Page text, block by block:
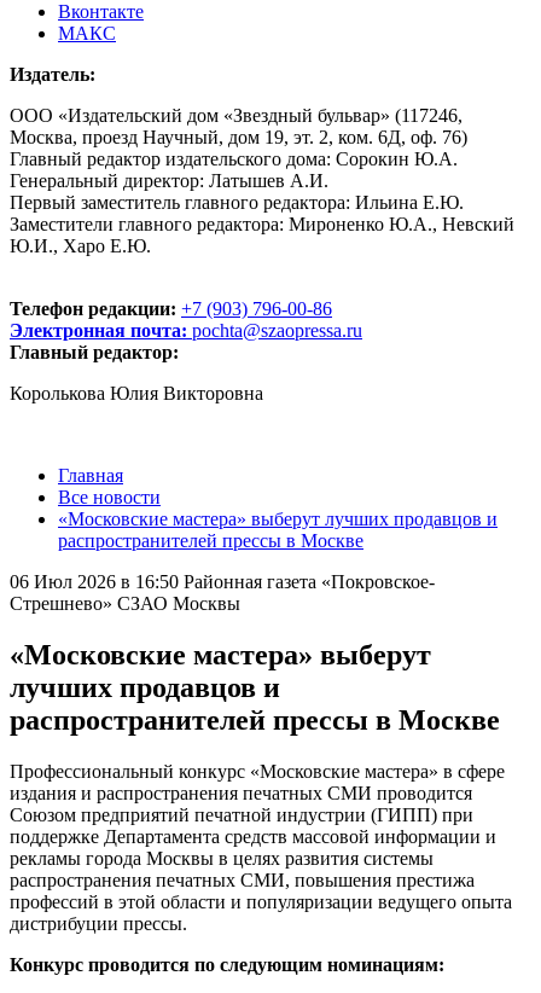
Вконтакте
МАКС
Издатель:
ООО «Издательский дом «Звездный бульвар» (117246,
Москва, проезд Научный, дом 19, эт. 2, ком. 6Д, оф. 76)
Главный редактор издательского дома: Сорокин Ю.А.
Генеральный директор: Латышев А.И.
Первый заместитель главного редактора: Ильина Е.Ю.
Заместители главного редактора: Мироненко Ю.А., Невский
Ю.И., Харо Е.Ю.
Телефон редакции: +7 (903) 796-00-86
Электронная почта: pochta@szaopressa.ru
Главный редактор:
Королькова Юлия Викторовна
Главная
Все новости
«Московские мастера» выберут лучших продавцов и
распространителей прессы в Москве
06 Июл 2026 в 16:50 Районная газета «Покровское-
Стрешнево» СЗАО Москвы
«Московские мастера» выберут
лучших продавцов и
распространителей прессы в Москве
Профессиональный конкурс «Московские мастера» в сфере
издания и распространения печатных СМИ проводится
Союзом предприятий печатной индустрии (ГИПП) при
поддержке Департамента средств массовой информации и
рекламы города Москвы в целях развития системы
распространения печатных СМИ, повышения престижа
профессий в этой области и популяризации ведущего опыта
дистрибуции прессы.
Конкурс проводится по следующим номинациям: